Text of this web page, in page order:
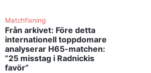
Matchfixning
Från arkivet: Före detta
internationell toppdomare
analyserar H65-matchen:
”25 misstag i Radnickis
favör”